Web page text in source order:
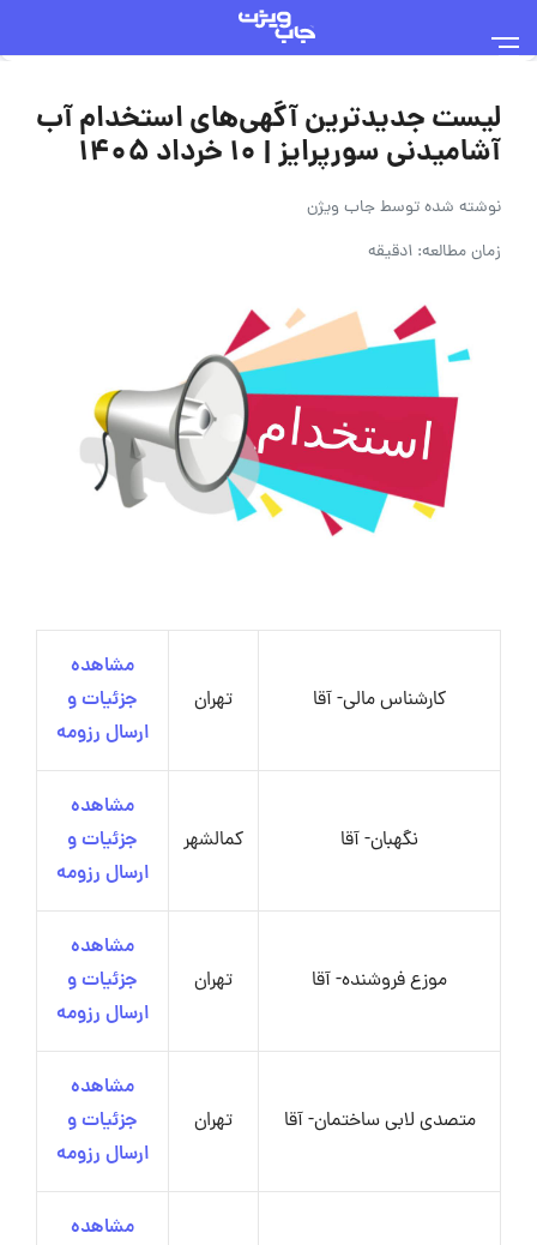
لیست جدیدترین آگهی‌های استخدام آب
آشامیدنی سورپرایز | 10 خرداد ۱۴۰۵
نوشته شده توسطجاب ویژن
زمان مطالعه: 1دقیقه
کارشناس مالی- آقا تهران
مشاهده
جزئیات و
ارسال رزومه
نگهبان- آقا کمالشهر
مشاهده
جزئیات و
ارسال رزومه
موزع فروشنده- آقا تهران
مشاهده
جزئیات و
ارسال رزومه
متصدی لابی ساختمان- آقا تهران
مشاهده
جزئیات و
ارسال رزومه
مشاهده